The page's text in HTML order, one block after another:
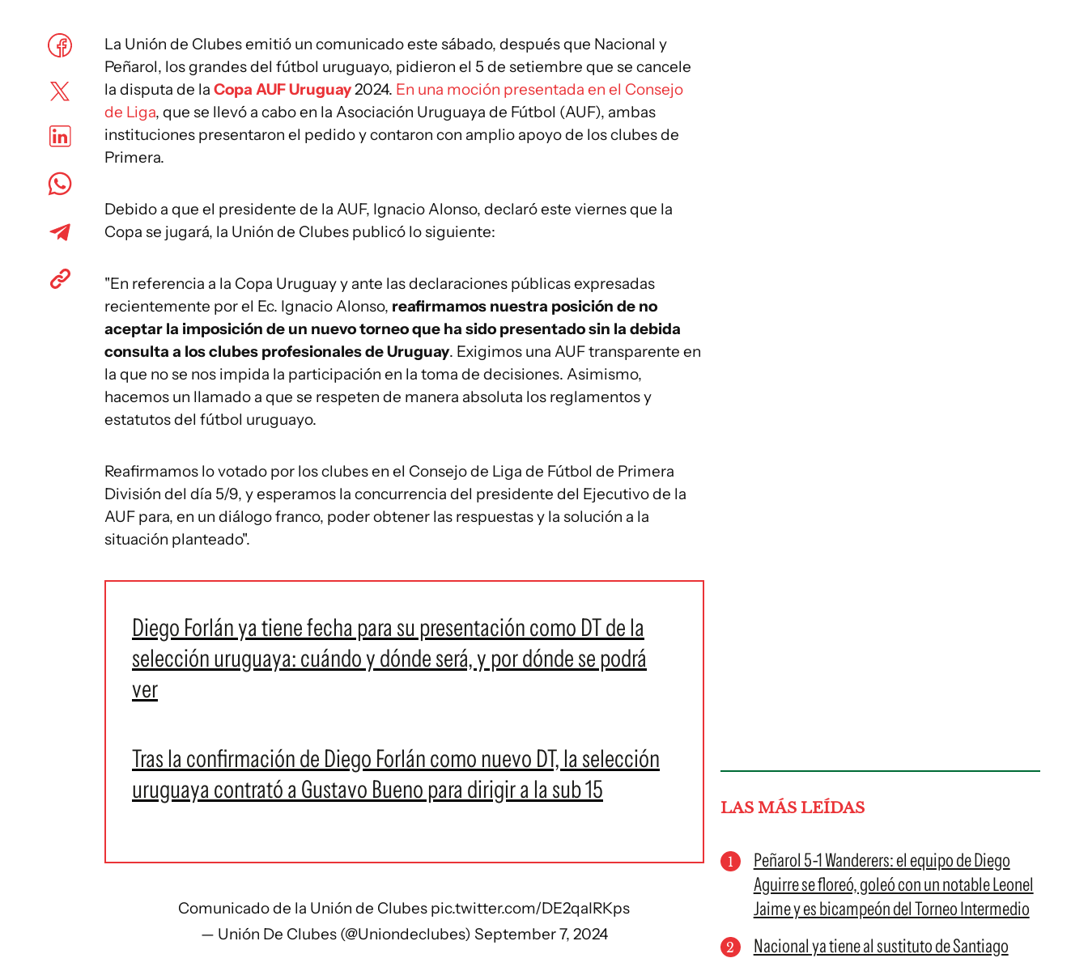
La Unión de Clubes emitió un comunicado este sábado, después que Nacional y
Peñarol, los grandes del fútbol uruguayo, pidieron el 5 de setiembre que se cancele
la disputa de la Copa AUF Uruguay2024. En una moción presentada en el Consejo
de Liga, que se llevó a cabo en la Asociación Uruguaya de Fútbol (AUF), ambas
instituciones presentaron el pedido y contaron con amplio apoyo de los clubes de
Primera.
Debido a que el presidente de la AUF, Ignacio Alonso, declaró este viernes que la
Copa se jugará, la Unión de Clubes publicó lo siguiente:
"En referencia a la Copa Uruguay y ante las declaraciones públicas expresadas
recientemente por el Ec. Ignacio Alonso, reafirmamos nuestra posición de no
aceptar la imposición de un nuevo torneo que ha sido presentado sin la debida
consulta a los clubes profesionales de Uruguay. Exigimos una AUF transparente en
la que no se nos impida la participación en la toma de decisiones. Asimismo,
hacemos un llamado a que se respeten de manera absoluta los reglamentos y
estatutos del fútbol uruguayo.
Reafirmamos lo votado por los clubes en el Consejo de Liga de Fútbol de Primera
División del día 5/9, y esperamos la concurrencia del presidente del Ejecutivo de la
AUF para, en un diálogo franco, poder obtener las respuestas y la solución a la
situación planteado".
Diego Forlán ya tiene fecha para su presentación como DT de la
selección uruguaya: cuándo y dónde será, y por dónde se podrá
ver
Tras la confirmación de Diego Forlán como nuevo DT, la selección
uruguaya contrató a Gustavo Bueno para dirigir a la sub 15
Comunicado de la Unión de Clubes pic.twitter.com/DE2qaIRKps
— Unión De Clubes (@Uniondeclubes) September 7, 2024
LAS MÁS LEÍDAS
Peñarol 5-1 Wanderers: el equipo de Diego
Aguirre se floreó, goleó con un notable Leonel
Jaime y es bicampeón del Torneo Intermedio
Nacional ya tiene al sustituto de Santiago